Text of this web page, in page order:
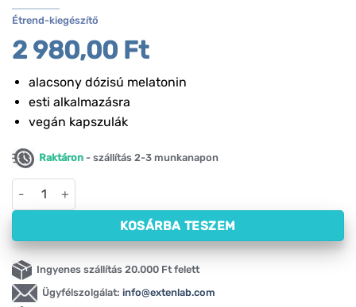
Étrend-kiegészítő
2 980,00 Ft
alacsony dózisú melatonin
esti alkalmazásra
vegán kapszulák
Raktáron - szállítás 2-3 munkanapon
Melatonin Swanson, 500 µg (60 kapszula) mennyiség
KOSÁRBA TESZEM
Ingyenes szállítás 20.000 Ft felett
Ügyfélszolgálat: info@extenlab.com